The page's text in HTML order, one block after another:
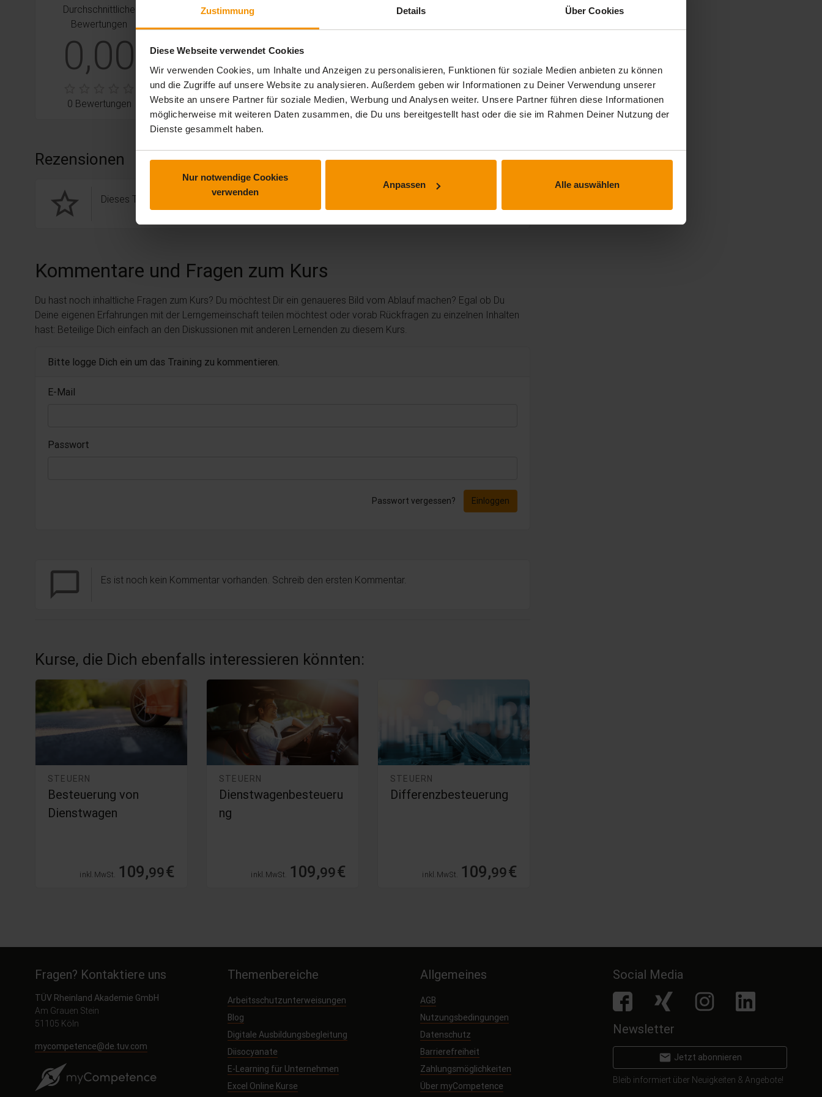
Zustimmung Details Über Cookies
Diese Webseite verwendet Cookies
Wir verwenden Cookies, um Inhalte und Anzeigen zu personalisieren, Funktionen für soziale Medien anbieten zu können
und die Zugriffe auf unsere Website zu analysieren. Außerdem geben wir Informationen zu Deiner Verwendung unserer
Website an unsere Partner für soziale Medien, Werbung und Analysen weiter. Unsere Partner führen diese Informationen
möglicherweise mit weiteren Daten zusammen, die Du uns bereitgestellt hast oder die sie im Rahmen Deiner Nutzung der
Dienste gesammelt haben.
Nur notwendige Cookies
verwenden
Anpassen Alle auswählen
Durchschnittliche
Bewertungen
0,00
0 Bewertungen
0
Bewertungen
4stars: 0
Bewertungen
3 stars: 0
Bewertungen
2stars: 0
Bewertungen
1stars: 0
Bewertungen
Rezensionen
star_border Dieses Training hat noch keine Rezension erhalten.
Kommentare und Fragen zum Kurs
Du hast noch inhaltliche Fragen zum Kurs? Du möchtest Dir ein genaueres Bild vom Ablauf machen? Egal ob Du
Deine eigenen Erfahrungen mit der Lerngemeinschaft teilen möchtest oder vorab Rückfragen zu einzelnen Inhalten
hast: Beteilige Dich einfach an den Diskussionen mit anderen Lernenden zu diesem Kurs.
Bitte logge Dich ein um das Training zu kommentieren.
E-Mail
Passwort
Passwort vergessen? Einloggen
chat_bubble_outline Es ist noch kein Kommentar vorhanden. Schreib den ersten Kommentar.
Kurse, die Dich ebenfalls interessieren könnten:
STEUERN
Besteuerung von
Dienstwagen
inkl. MwSt. 109,99€
STEUERN
Dienstwagenbesteueru
ng
inkl. MwSt. 109,99€
STEUERN
Differenzbesteuerung
inkl. MwSt. 109,99€
Fragen? Kontaktiere uns
TÜV Rheinland Akademie GmbH
Am Grauen Stein
51105 Köln
mycompetence@de.tuv.com
Themenbereiche
Arbeitsschutzunterweisungen
Blog
Digitale Ausbildungsbegleitung
Diisocyanate
E-Learning für Unternehmen
Excel Online Kurse
Allgemeines
AGB
Nutzungsbedingungen
Datenschutz
Barrierefreiheit
Zahlungsmöglichkeiten
Über myCompetence
Social Media
facebook Xing Instagram LinkedIn
Newsletter
email Jetzt abonnieren
Bleib informiert über Neuigkeiten & Angebote!